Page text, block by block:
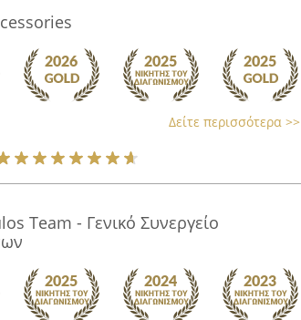
Δείτε περισσότερα >>
Team - Γενικό Συνεργείο